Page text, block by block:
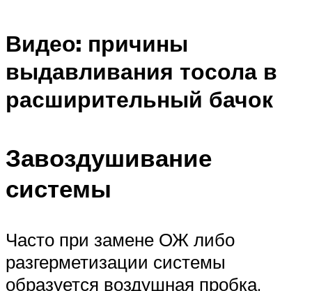
Видео: причины
выдавливания тосола в
расширительный бачок
Завоздушивание
системы
Часто при замене ОЖ либо
разгерметизации системы
образуется воздушная пробка,